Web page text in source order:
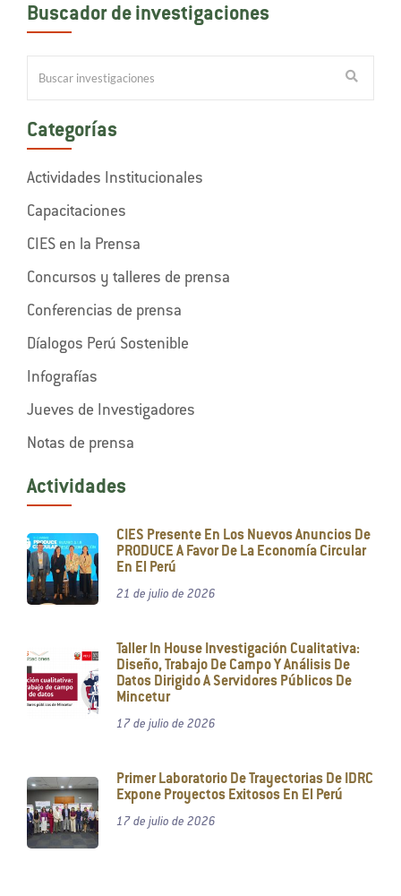
Buscador de investigaciones
Categorías
Actividades Institucionales
Capacitaciones
CIES en la Prensa
Concursos y talleres de prensa
Conferencias de prensa
Díalogos Perú Sostenible
Infografías
Jueves de Investigadores
Notas de prensa
Actividades
CIES Presente En Los Nuevos Anuncios De
PRODUCE A Favor De La Economía Circular
En El Perú
21 de julio de 2026
Taller In House Investigación Cualitativa:
Diseño, Trabajo De Campo Y Análisis De
Datos Dirigido A Servidores Públicos De
Mincetur
17 de julio de 2026
Primer Laboratorio De Trayectorias De IDRC
Expone Proyectos Exitosos En El Perú
17 de julio de 2026